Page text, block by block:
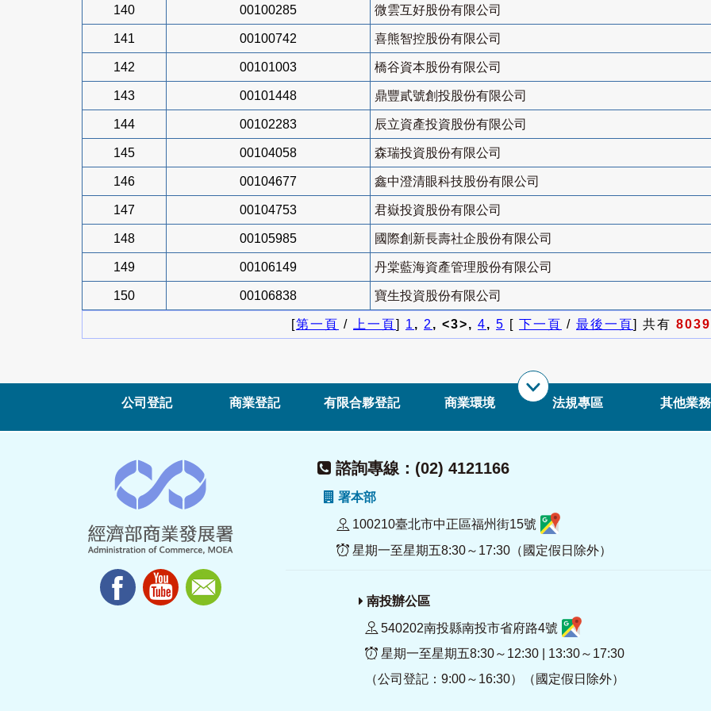
140 00100285 微雲互好股份有限公司
141 00100742 喜熊智控股份有限公司
142 00101003 橋谷資本股份有限公司
143 00101448 鼎豐貳號創投股份有限公司
144 00102283 辰立資產投資股份有限公司
145 00104058 森瑞投資股份有限公司
146 00104677 鑫中澄清眼科技股份有限公司
147 00104753 君嶽投資股份有限公司
148 00105985 國際創新長壽社企股份有限公司
149 00106149 丹棠藍海資產管理股份有限公司
150 00106838 寶生投資股份有限公司
[第一頁 / 上一頁] 1, 2, <3>, 4, 5 [ 下一頁 / 最後一頁] 共有 8039
公司登記 商業登記 有限合夥登記 商業環境 法規專區 其他業務
諮詢專線：(02) 4121166
署本部
100210臺北市中正區福州街15號
星期一至星期五8:30～17:30（國定假日除外）
南投辦公區
540202南投縣南投市省府路4號
星期一至星期五8:30～12:30 | 13:30～17:30
（公司登記：9:00～16:30）（國定假日除外）